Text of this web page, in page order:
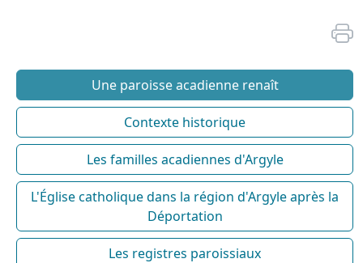
Une paroisse acadienne renaît
Contexte historique
Les familles acadiennes d'Argyle
L'Église catholique dans la région d'Argyle après la
Déportation
Les registres paroissiaux